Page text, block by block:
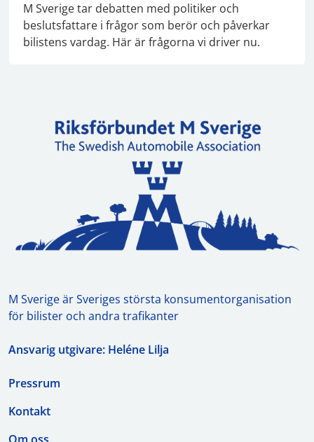
M Sverige tar debatten med politiker och
beslutsfattare i frågor som berör och påverkar
bilistens vardag. Här är frågorna vi driver nu.
M Sverige är Sveriges största konsumentorganisation
för bilister och andra trafikanter
Ansvarig utgivare: Heléne Lilja
Pressrum
Kontakt